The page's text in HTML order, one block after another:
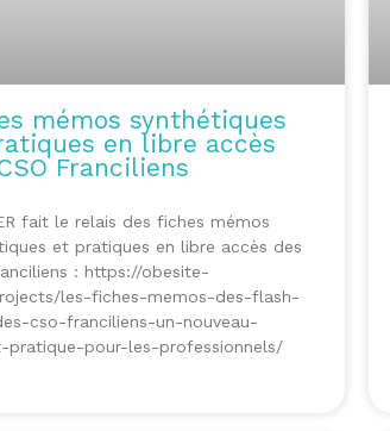
mémos synthétiques
en libre accès
Franciliens
fait le relais des fiches mémos
et pratiques en libre accès des
: https://obesite-
les-fiches-memos-des-flash-
cso-franciliens-un-nouveau-
pratique-pour-les-professionnels/